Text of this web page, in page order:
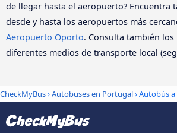
de llegar hasta el aeropuerto? Encuentra
desde y hasta los aeropuertos más
Aeropuerto Oporto. Consulta también
diferentes medios de transporte local
CheckMyBus›Autobuses en Portugal› Autobús